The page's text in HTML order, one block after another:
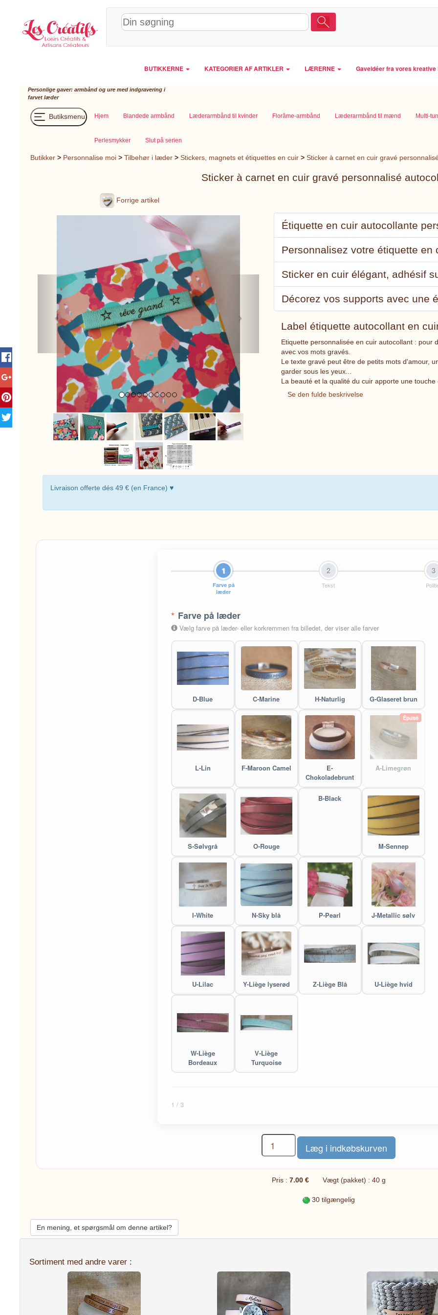
BUTIKKERNE KATEGORIER AF ARTIKLER LÆRERNE Gaveidéer fra vores
Personlige gaver: armbånd og ure med indgravering i
farvet læder
Butiksmenu Hjem Blandede armbånd Læderarmbånd til kvinder Florâme-armbånd Læderarmbånd til mænd Multi-
Perlesmykker Slut på serien
Butikker > Personnalise moi > Tilbehør i læder > Stickers, magnets et étiquettes en cuir > Sticker à carnet en cuir gravé
Sticker à carnet en cuir gravé personnalisé
Forrige artikel
Previous
Étiquette en cuir autocollante
Personnalisez votre étiquette
Sticker en cuir élégant, adhésif
Décorez vos supports avec une
Label étiquette autocollant en
Etiquette personnalisée en cuir autocollant : pour
avec vos mots gravés.
Le texte gravé peut être de petits mots d'amour,
garder sous les yeux...
La beauté et la qualité du cuir apporte une
Se den fulde beskrivelse
Livraison offerte dés 49 € (en France) ♥
1
Farve på
læder
2
Tekst
3
* Farve på læder
Vælg farve på læder- eller korkremmen fra billedet, der viser alle farver
D-Blue C-Marine H-Naturlig G-Glaseret brun
L-Lin F-Maroon Camel
E-
Chokoladebrunt
A-Limegrøn
Épuisé
S-Sølvgrå O-Rouge
B-Black
M-Sennep
I-White N-Sky blå P-Pearl J-Metallic sølv
U-Lilac Y-Liège lyserød Z-Liège Blå U-Liège hvid
W-Liège
Bordeaux
V-Liège
Turquoise
1 / 3
Pris : 7.00 € Vægt (pakket) : 40 g
30 tilgængelig
En mening, et spørgsmål om denne artikel?
Sortiment med andre varer :